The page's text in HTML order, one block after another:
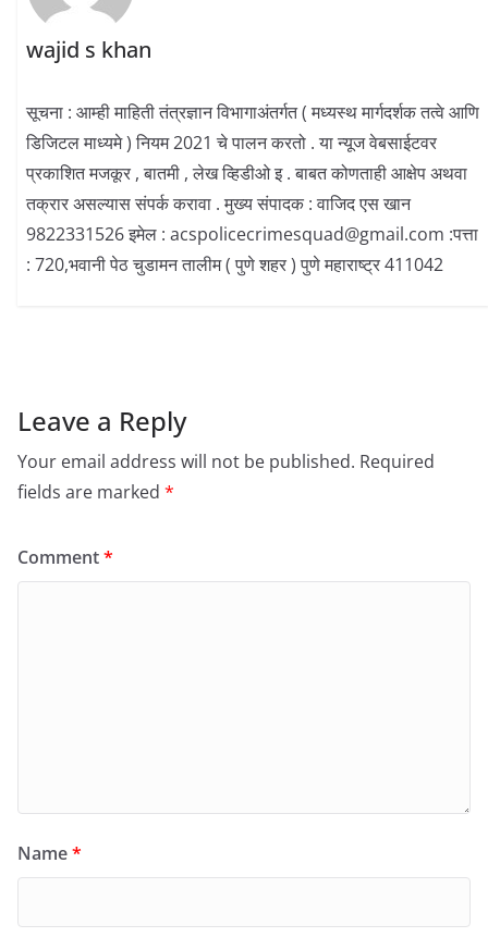
wajid s khan
सूचना : आम्ही माहिती तंत्रज्ञान विभागाअंतर्गत ( मध्यस्थ मार्गदर्शक तत्वे आणि
डिजिटल माध्यमे ) नियम 2021 चे पालन करतो . या न्यूज वेबसाईटवर
प्रकाशित मजकूर , बातमी , लेख व्हिडीओ इ . बाबत कोणताही आक्षेप अथवा
तक्रार असल्यास संपर्क करावा . मुख्य संपादक : वाजिद एस खान
9822331526 इमेल : acspolicecrimesquad@gmail.com :पत्ता
: 720,भवानी पेठ चुडामन तालीम ( पुणे शहर ) पुणे महाराष्ट्र 411042
Leave a Reply
Your email address will not be published. Required
fields are marked *
Comment*
Name*